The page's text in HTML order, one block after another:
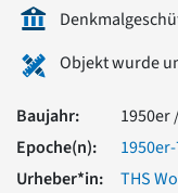
Romanik
Römische Antike
Über baukunst-
Fachbeirat
Freunde &
Objekt wurde
Baujahr:
1950er
Epoche(n):
Urheber*in:
THS